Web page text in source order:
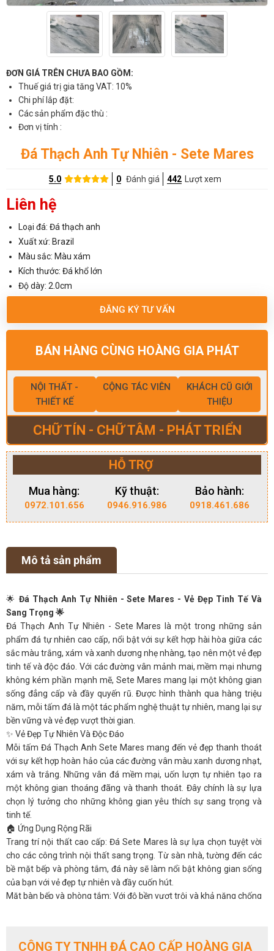
ĐƠN GIÁ TRÊN CHƯA BAO GỒM:
Thuế giá trị gia tăng VAT: 10%
Chi phí lắp đặt:
Các sản phẩm đặc thù :
Đơn vị tính :
Đá Thạch Anh Tự Nhiên - Sete Mares
5.0 0 Đánh giá 442 Lượt xem
Liên hệ
Loại đá: Đá thạch anh
Xuất xứ: Brazil
Màu sắc: Màu xám
Kích thước: Đá khổ lớn
Độ dày: 2.0cm
ĐĂNG KÝ TƯ VẤN
BÁN HÀNG CÙNG HOÀNG GIA PHÁT
NỘI THẤT -
THIẾT KẾ
CỘNG TÁC VIÊN
KHÁCH CŨ GIỚI
THIỆU
CHỮ TÍN - CHỮ TÂM - PHÁT TRIỂN
HỖ TRỢ
Mua hàng:
0972.101.656
Kỹ thuật:
0946.916.986
Bảo hành:
0918.461.686
Mô tả sản phẩm
🌟 Đá Thạch Anh Tự Nhiên - Sete Mares - Vẻ Đẹp Tinh Tế Và
Sang Trọng 🌟
Đá Thạch Anh Tự Nhiên - Sete Mares là một trong những sản
phẩm đá tự nhiên cao cấp, nổi bật với sự kết hợp hài hòa giữa các
sắc màu trắng, xám và xanh dương nhẹ nhàng, tạo nên một vẻ đẹp
tinh tế và độc đáo. Với các đường vân mảnh mai, mềm mại nhưng
không kém phần mạnh mẽ, Sete Mares mang lại một không gian
sống đẳng cấp và đầy quyến rũ. Được hình thành qua hàng triệu
năm, mỗi tấm đá là một tác phẩm nghệ thuật tự nhiên, mang lại sự
bền vững và vẻ đẹp vượt thời gian.
✨ Vẻ Đẹp Tự Nhiên Và Độc Đáo
Mỗi tấm Đá Thạch Anh Sete Mares mang đến vẻ đẹp thanh thoát
với sự kết hợp hoàn hảo của các đường vân màu xanh dương nhạt,
xám và trắng. Những vân đá mềm mại, uốn lượn tự nhiên tạo ra
một không gian thoáng đãng và thanh thoát. Đây chính là sự lựa
chọn lý tưởng cho những không gian yêu thích sự sang trọng và
tinh tế.
🏠 Ứng Dụng Rộng Rãi
Trang trí nội thất cao cấp: Đá Sete Mares là sự lựa chọn tuyệt vời
cho các công trình nội thất sang trọng. Từ sàn nhà, tường đến các
bề mặt bếp và phòng tắm, đá này sẽ làm nổi bật không gian sống
của bạn với vẻ đẹp tự nhiên và đầy cuốn hút.
Mặt bàn bếp và phòng tắm: Với độ bền vượt trội và khả năng chống
CÔNG TY TNHH ĐÁ CAO CẤP HOÀNG GIA